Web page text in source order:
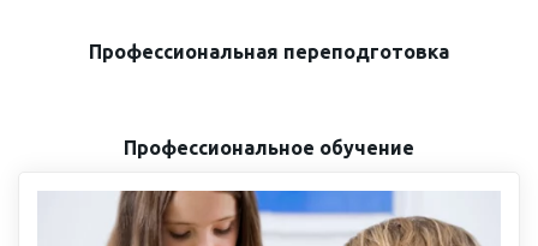
Профессиональная переподготовка
Профессиональное обучение